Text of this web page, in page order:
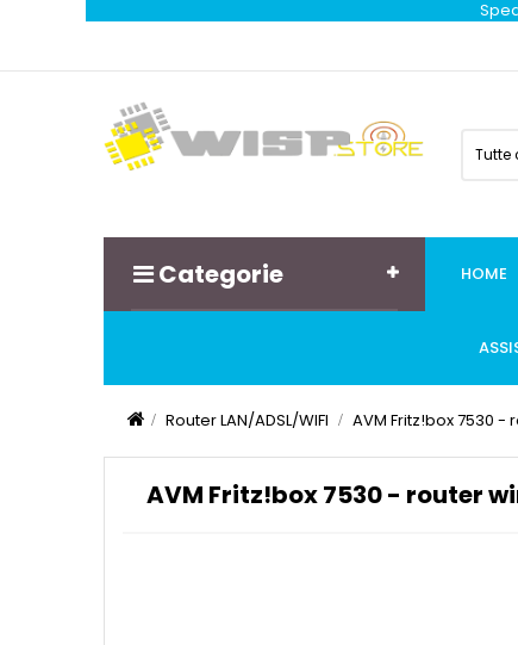
Tutte
Categorie HOME
Router LAN/ADSL/WIFI AVM Fritz!box 7530
AVM Fritz!box 7530 - router